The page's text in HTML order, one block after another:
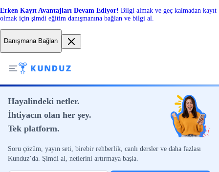
Erken Kayıt Avantajları Devam Ediyor! Bilgi almak ve geç kalmadan kayıt
olmak için şimdi eğitim danışmanına bağlan ve bilgi al.
Danışmana Bağlan
Hayalindeki netler.
İhtiyacın olan her şey.
Tek platform.
Soru çözüm, yayın seti, birebir rehberlik, canlı dersler ve daha fazlası
Kunduz’da. Şimdi al, netlerini artırmaya başla.